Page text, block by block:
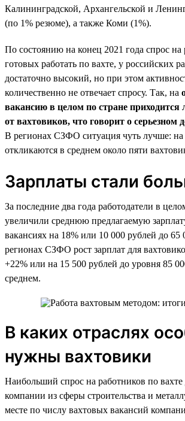
Калининградской, Архангельской и
(по 1% резюме), а также Коми (1%).
По состоянию на конец 2021 года спрос на
готовых работать по вахте, у российских
достаточно высокий, но при этом
количественно не отвечает спросу. Так, на
вакансию в целом по стране
от вахтовиков, что говорит о серьезном
В регионах СЗФО ситуация чуть лучше:
откликаются в среднем около пяти
Зарплаты стали
За последние два года работодатели в
увеличили среднюю предлагаемую
вакансиях на 18% или 10 000 рублей до 65
регионах СЗФО рост зарплат для
+22% или на 15 500 рублей до уровня 85
среднем.
В каких отраслях
нужны вахтовики
Наибольший спрос на работников по
компании из сферы строительства и
месте по числу вахтовых вакансий